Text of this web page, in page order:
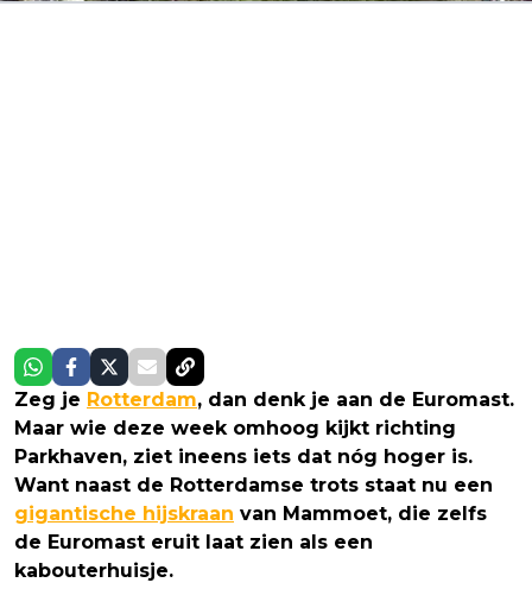
Zeg je Rotterdam, dan denk je aan de Euromast.
Maar wie deze week omhoog kijkt richting
Parkhaven, ziet ineens iets dat nóg hoger is.
Want naast de Rotterdamse trots staat nu een
gigantische hijskraan van Mammoet, die zelfs
de Euromast eruit laat zien als een
kabouterhuisje.